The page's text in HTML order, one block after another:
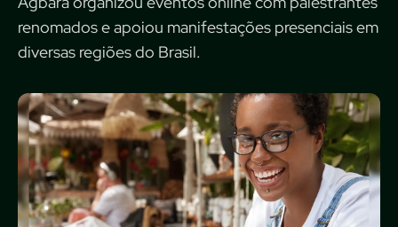
renomados e apoiou manifestações presenciais em
diversas regiões do Brasil.